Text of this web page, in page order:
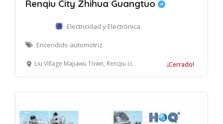
Renqiu City Zhihua Guangtuo
Electricidad y Electrónica
Encendido automotriz
Liu Village Majiawu Town, Renqiu city, Hebei Province, China ¡Cerrado!